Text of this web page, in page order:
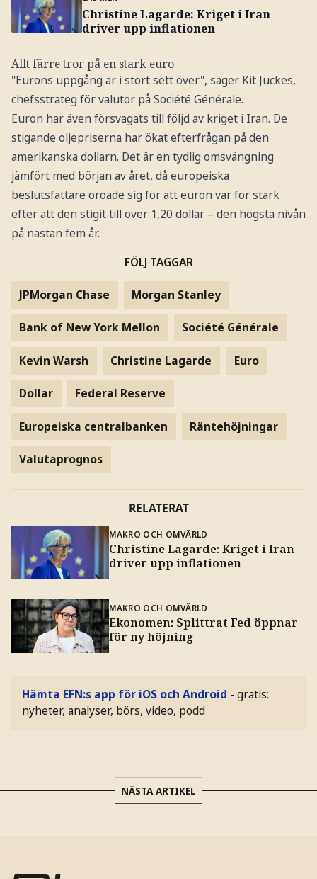
Christine Lagarde: Kriget i Iran
driver upp inflationen
Allt färre tror på en stark euro
"Eurons uppgång är i stort sett över", säger Kit Juckes,
chefsstrateg för valutor på Société Générale.
Euron har även försvagats till följd av kriget i Iran. De
stigande oljepriserna har ökat efterfrågan på den
amerikanska dollarn. Det är en tydlig omsvängning
jämfört med början av året, då europeiska
beslutsfattare oroade sig för att euron var för stark
efter att den stigit till över 1,20 dollar – den högsta nivån
på nästan fem år.
FÖLJ TAGGAR
JPMorgan Chase Morgan Stanley
Bank of New York Mellon Société Générale
Kevin Warsh Christine Lagarde Euro
Dollar Federal Reserve
Europeiska centralbanken Räntehöjningar
Valutaprognos
RELATERAT
MAKRO OCH OMVÄRLD
Christine Lagarde: Kriget i Iran
driver upp inflationen
MAKRO OCH OMVÄRLD
Ekonomen: Splittrat Fed öppnar
för ny höjning
Hämta EFN:s app för iOS och Android - gratis:
nyheter, analyser, börs, video, podd
NÄSTA ARTIKEL